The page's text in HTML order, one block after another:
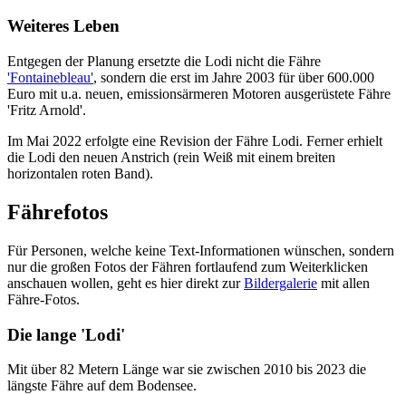
Weiteres Leben
Entgegen der Planung ersetzte die Lodi nicht die Fähre
'Fontainebleau', sondern die erst im Jahre 2003 für über 600.000
Euro mit u.a. neuen, emissionsärmeren Motoren ausgerüstete Fähre
'Fritz Arnold'.
Im Mai 2022 erfolgte eine Revision der Fähre Lodi. Ferner erhielt
die Lodi den neuen Anstrich (rein Weiß mit einem breiten
horizontalen roten Band).
Fährefotos
Für Personen, welche keine Text-Informationen wünschen, sondern
nur die großen Fotos der Fähren fortlaufend zum Weiterklicken
anschauen wollen, geht es hier direkt zurBildergalerie mit allen
Fähre-Fotos.
Die lange 'Lodi'
Mit über 82 Metern Länge war sie zwischen 2010 bis 2023 die
längste Fähre auf dem Bodensee.